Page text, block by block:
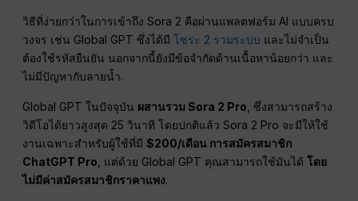
วิธีที่ง่ายกว่าในการเข้าถึง Sora 2 คือผ่านแพลตฟอร์ม AI แบบครบ
วงจร เช่น Global GPT ซึ่งได้มีโซระ 2 รวมระบบ และไม่จำเป็น
ต้องใช้รหัสยืนยัน นอกจากนี้ยังมีข้อจำกัดด้านเนื้อหาน้อยกว่า และ
ไม่มีปัญหากับลายน้ำ.
Global GPT ในปัจจุบัน ผสานรวม Sora 2 Pro , ซึ่งสามารถสร้าง
วิดีโอได้ยาวสูงสุด 25 วินาที โดยปกติแล้ว Sora 2 Pro จะมีให้ใช้
งานเฉพาะสำหรับผู้ใช้ที่มี$200/เดือน การสมัครสมาชิก
ChatGPT Pro , แต่ด้วย Global GPT คุณสามารถใช้มันได้โดย
ไม่มีค่าสมัครสมาชิกราคาแพง.